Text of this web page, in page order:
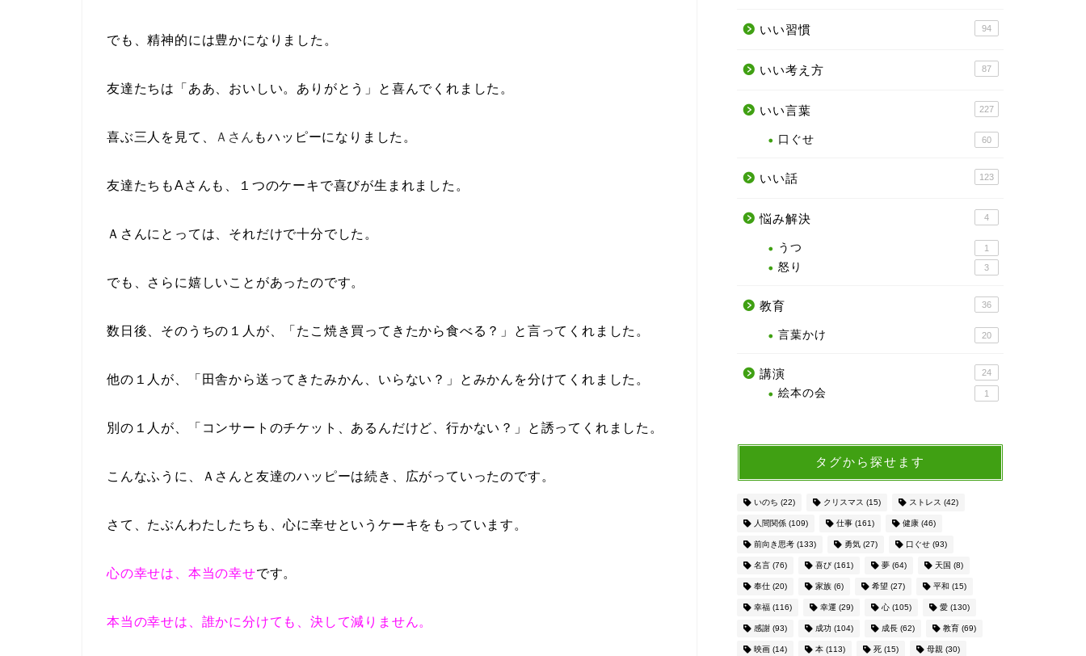
でも、精神的には豊かになりました。
友達たちは「ああ、おいしい。ありがとう」と喜んでくれました。
喜ぶ三人を見て、 Ａさん もハッピーになりました。
友達たちもAさんも、１つのケーキで喜びが生まれました。
Ａさんにとっては、それだけで十分でした。
でも、さらに嬉しいことがあったのです。
数日後、そのうちの１人が、「たこ焼き買ってきたから食べる？」と言ってくれました。
他の１人が、「田舎から送ってきたみかん、いらない？」とみかんを分けてくれました。
別の１人が、「コンサートのチケット、あるんだけど、行かない？」と誘ってくれました。
こんなふうに、Ａさんと友達のハッピーは続き、広がっていったのです。
さて、たぶんわたしたちも、心に幸せというケーキをもっています。
心の幸せは、本当の幸せです。
本当の幸せは、誰かに分けても、決して減りません。
いい習慣 94
いい考え方 87
いい言葉 227
口ぐせ 60
いい話 123
悩み解決 4
うつ 1
怒り 3
教育 36
言葉かけ 20
講演 24
絵本の会 1
タグから探せます
いのち (22) クリスマス (15) ストレス (42)
人間関係(109) 仕事(161) 健康(46)
前向き思考(133) 勇気(27) 口ぐせ(93)
名言(76) 喜び(161) 夢(64) 天国 (8)
奉仕(20) 家族(6) 希望 (27) 平和 (15)
幸福(116) 幸運 (29) 心(105) 愛(130)
感謝(93) 成功 (104) 成長(62) 教育(69)
映画(14) 本(113) 死(15) 母親 (30)